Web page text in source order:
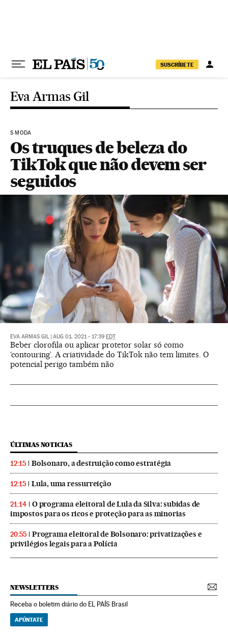
SUSCRÍBETE
Eva Armas Gil
S MODA
Os truques de beleza do
TikTok que não devem ser
seguidos
EVA ARMAS GIL AUG 01, 2021 - 17:39 EDT
Beber clorofila ou aplicar protetor solar só como
‘contouring’. A criatividade do TikTok não tem limites. O
potencial perigo também não
ÚLTIMAS NOTICIAS
12:15 Bolsonaro, a destruição como estratégia
12:15 Lula, uma ressurreição
21:14
O programa eleitoral de Lula da Silva: subidas de
impostos para os ricos e proteção para as minorias
20:55
Programa eleitoral de Bolsonaro: privatizações e
privilégios legais para a Polícia
NEWSLETTERS
Receba o boletim diário do EL PAÍS Brasil
APÚNTATE